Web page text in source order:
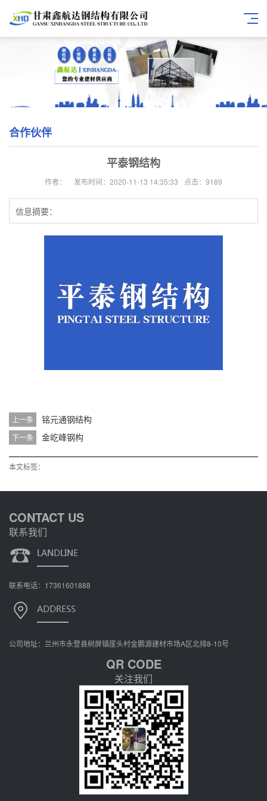
合作伙伴
平泰钢结构
作者： 发布时间：2020-11-13 14:35:33 点击：9189
信息摘要：
上一条 铭元通钢结构
下一条 金屹峰钢构
本文标签：
CONTACT US
联系我们
联系电话：17361601888
公司地址：兰州市永登县树屏镇崖头村金鹏源建材市场A区北排8-10号
QR CODE
关注我们